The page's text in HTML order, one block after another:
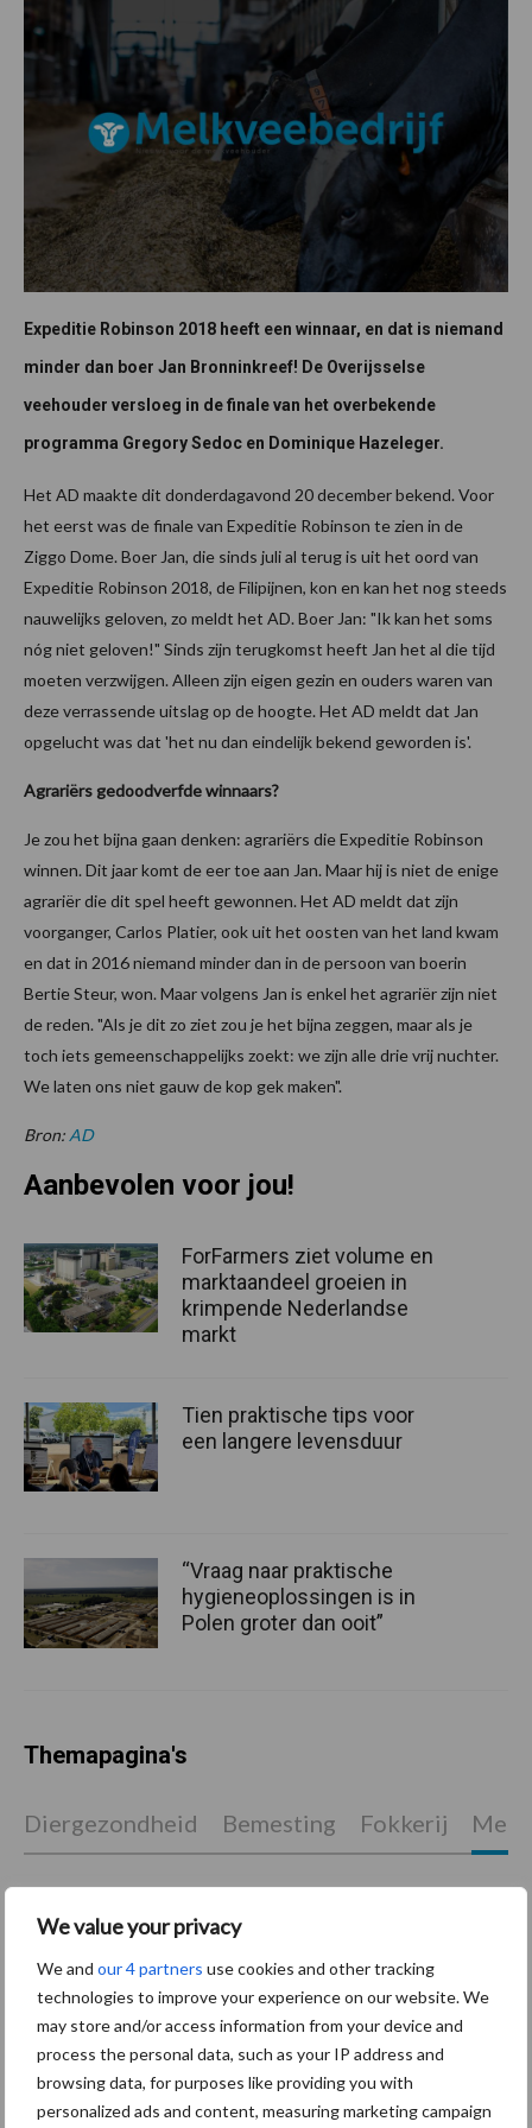
We value your privacy
We and our 4 partners use cookies and other tracking
technologies to improve your experience on our website. We
may store and/or access information from your device and
process the personal data, such as your IP address and
browsing data, for purposes like providing you with
personalized ads and content, measuring marketing campaign
Expeditie Robinson 2018 heeft een winnaar, en dat is niemand
minder dan boer Jan Bronninkreef! De Overijsselse
veehouder versloeg in de finale van het overbekende
programma Gregory Sedoc en Dominique Hazeleger.
Het AD maakte dit donderdagavond 20 december bekend. Voor
het eerst was de finale van Expeditie Robinson te zien in de
Ziggo Dome. Boer Jan, die sinds juli al terug is uit het oord van
Expeditie Robinson 2018, de Filipijnen, kon en kan het nog steeds
nauwelijks geloven, zo meldt het AD. Boer Jan: "Ik kan het soms
nóg niet geloven!" Sinds zijn terugkomst heeft Jan het al die tijd
moeten verzwijgen. Alleen zijn eigen gezin en ouders waren van
deze verrassende uitslag op de hoogte. Het AD meldt dat Jan
opgelucht was dat 'het nu dan eindelijk bekend geworden is'.
Agrariërs gedoodverfde winnaars?
Je zou het bijna gaan denken: agrariërs die Expeditie Robinson
winnen. Dit jaar komt de eer toe aan Jan. Maar hij is niet de enige
agrariër die dit spel heeft gewonnen. Het AD meldt dat zijn
voorganger, Carlos Platier, ook uit het oosten van het land kwam
en dat in 2016 niemand minder dan in de persoon van boerin
Bertie Steur, won. Maar volgens Jan is enkel het agrariër zijn niet
de reden. "Als je dit zo ziet zou je het bijna zeggen, maar als je
toch iets gemeenschappelijks zoekt: we zijn alle drie vrij nuchter.
We laten ons niet gauw de kop gek maken".
Bron: AD
Aanbevolen voor jou!
ForFarmers ziet volume en
marktaandeel groeien in
krimpende Nederlandse
markt
Tien praktische tips voor
een langere levensduur
“Vraag naar praktische
hygieneoplossingen is in
Polen groter dan ooit”
Themapagina's
Diergezondheid Bemesting Fokkerij
Bedrijfsnieuws
Voerhekken
Toon meer